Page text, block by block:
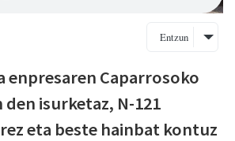
Entzun
enpresaren Caparrosoko
isurketaz, N-121
eta beste hainbat kontuz